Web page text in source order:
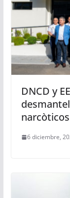
DNCD y
6 diciembre,